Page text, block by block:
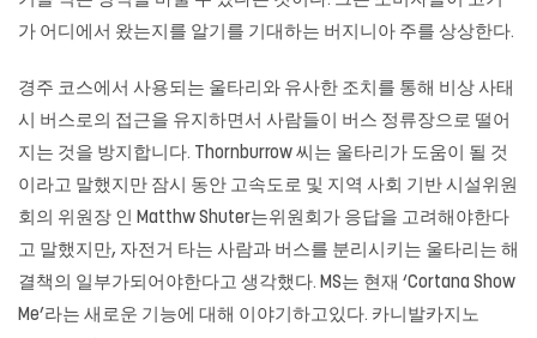
가 어디에서 왔는지를 알기를 기대하는 버지니아 주를 상상한다.
경주 코스에서 사용되는 울타리와 유사한 조치를 통해 비상 사태
시 버스로의 접근을 유지하면서 사람들이 버스 정류장으로 떨어
지는 것을 방지합니다. Thornburrow 씨는 울타리가 도움이 될 것
이라고 말했지만 잠시 동안 고속도로 및 지역 사회 기반 시설위원
회의 위원장 인 Matthw Shuter는위원회가 응답을 고려해야한다
고 말했지만, 자전거 타는 사람과 버스를 분리시키는 울타리는 해
결책의 일부가되어야한다고 생각했다. MS는 현재 ‘Cortana Show
Me’라는 새로운 기능에 대해 이야기하고있다. 카니발카지노